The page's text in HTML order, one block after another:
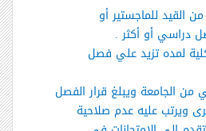
من القيد للماجستير أو
دراسي أو أكثر .
لمده تزيد علي فصل
من الجامعة ويبلغ قرار الفصل
ويرتب عليه عدم صلاحية